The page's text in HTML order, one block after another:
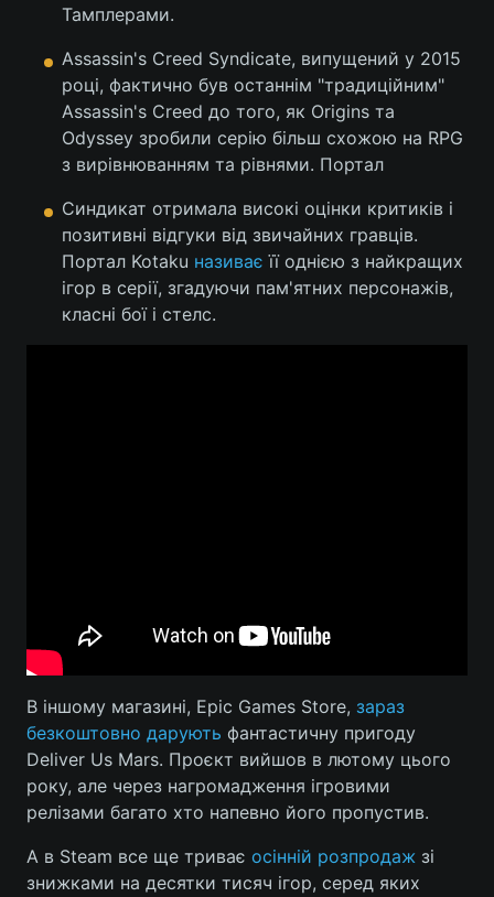
Тамплерами.
Assassin's Creed Syndicate, випущений у 2015
році, фактично був останнім "традиційним"
Assassin's Creed до того, як Origins та
Odyssey зробили серію більш схожою на RPG
з вирівнюванням та рівнями. Портал
Синдикат отримала високі оцінки критиків і
позитивні відгуки від звичайних гравців.
Портал Kotaku називаєїї однією з найкращих
ігор в серії, згадуючи пам'ятних персонажів,
класні бої і стелс.
В іншому магазині, Epic Games Store, зараз
безкоштовно дарують фантастичну пригоду
Deliver Us Mars. Проєкт вийшов в лютому цього
року, але через нагромадження ігровими
релізами багато хто напевно його пропустив.
А в Steam все ще триває осінній розпродаж зі
знижками на десятки тисяч ігор, серед яких